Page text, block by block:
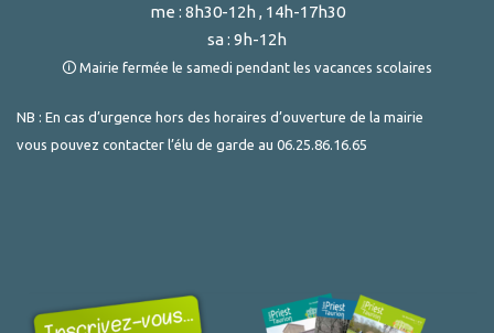
me : 8h30-12h , 14h-17h30
sa : 9h-12h
🛈 Mairie fermée le samedi pendant les vacances scolaires
NB : En cas d’urgence hors des horaires d’ouverture de la mairie
vous pouvez contacter l’élu de garde au 06.25.86.16.65